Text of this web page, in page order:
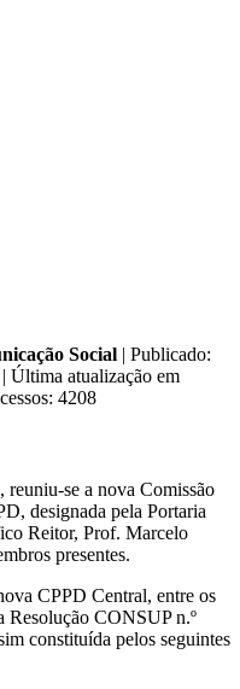
Social | Publicado:
| Última atualização em
4208
reuniu-se a nova Comissão
designada pela Portaria
Reitor, Prof. Marcelo
presentes.
CPPD Central, entre os
Resolução CONSUP n.º
constituída pelos seguintes